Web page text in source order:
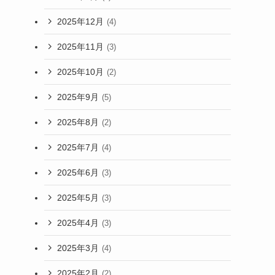
2025年12月 (4)
2025年11月 (3)
2025年10月 (2)
2025年9月 (5)
2025年8月 (2)
2025年7月 (4)
2025年6月 (3)
2025年5月 (3)
2025年4月 (3)
2025年3月 (4)
2025年2月